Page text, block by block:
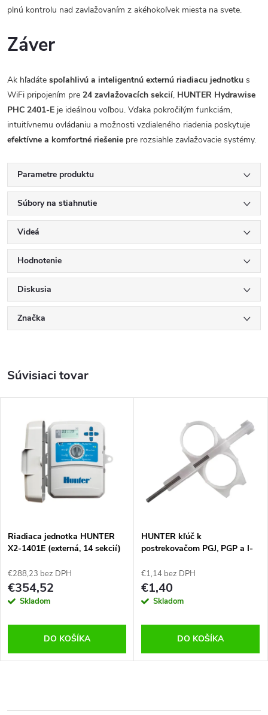
plnú kontrolu nad zavlažovaním z akéhokoľvek miesta na svete.
Záver
Ak hľadáte spoľahlivú a inteligentnú externú riadiacu jednotku s
WiFi pripojením pre 24 zavlažovacích sekcií, HUNTER Hydrawise
PHC 2401-E je ideálnou voľbou. Vďaka pokročilým funkciám,
intuitívnemu ovládaniu a možnosti vzdialeného riadenia poskytuje
efektívne a komfortné riešenie pre rozsiahle zavlažovacie systémy.
Parametre produktu
Súbory na stiahnutie
Videá
Hodnotenie
Diskusia
Značka
Súvisiaci tovar
Riadiaca jednotka HUNTER
X2-1401E (externá, 14 sekcií)
€288,23 bez DPH
€354,52
Skladom
DO KOŠÍKA
HUNTER kľúč k
postrekovačom PGJ, PGP a I-
€1,14 bez DPH
€1,40
Skladom
DO KOŠÍKA